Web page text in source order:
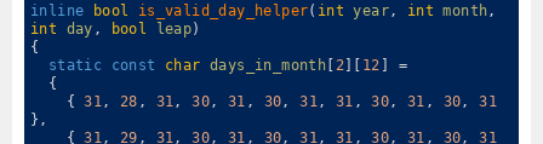
inline bool is_valid_day_helper( int year, int month,
int
day , bool leap)
{
static
const char days_in_month [2] [ 12 ]
=
{
{
31, 28 , 31, 30, 31 , 30, 31, 31 , 30, 31 , 30,
31
} ,
{
31, 29 , 31, 30, 31 , 30, 31, 31 , 30, 31 , 30,
31